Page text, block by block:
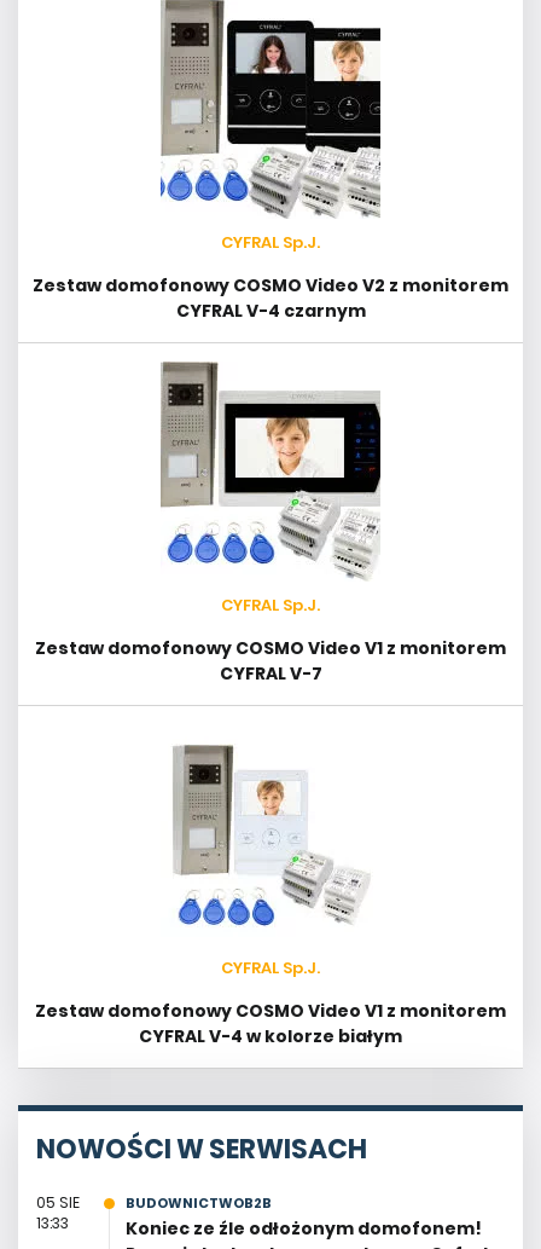
CYFRAL Sp.J.
Zestaw domofonowy COSMO Video V2 z monitorem
CYFRAL V-4 czarnym
CYFRAL Sp.J.
Zestaw domofonowy COSMO Video V1 z monitorem
CYFRAL V-7
CYFRAL Sp.J.
Zestaw domofonowy COSMO Video V1 z monitorem
CYFRAL V-4 w kolorze białym
NOWOŚCI W SERWISACH
05 SIE
13:33
BUDOWNICTWOB2B
Koniec ze źle odłożonym domofonem!